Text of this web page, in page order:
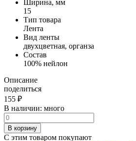
Ширина, мм
15
Тип товара
Лента
Вид ленты
двухцветная, органза
Состав
100% нейлон
Описание
поделиться
155 ₽
В наличии: много
В корзину
С этим товаром покупают